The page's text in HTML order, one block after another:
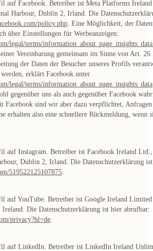
auf Facebook. Betreiber ist Meta Platforms
Harbour, Dublin 2, Irland. Die
policy.php . Eine Möglichkeit, der
über Einstellungen für Werbeanzeigen:
legal/terms/information_about_page_insights_data
Vereinbarung gemeinsam im Sinne von Art.
der Daten der Besucher unseres Profils
erklärt Facebook unter
legal/terms/information_about_page_insights_data
gegenüber uns als auch gegenüber Facebook
Facebook sind wir aber dazu verpflichtet, Anfragen
erhalten also eine schnellere Rückmeldung, wenn
auf Instagram. Betreiber ist Facebook Ireland
Dublin 2, Irland. Die Datenschutzerklärung
519522125107875
auf YouTube. Betreiber ist Google Ireland Limited
Die Datenschutzerklärung ist hier abrufbar:
privacy?hl=de
auf LinkedIn. Betreiber ist LinkedIn Ireland